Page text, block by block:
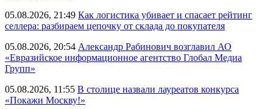
05.08.2026, 21:49 Как логистика убивает и спасает рейтинг
селлера: разбираем цепочку от склада до покупателя
05.08.2026, 20:54 Александр Рабинович возглавил АО
«Евразийское информационное агентство Глобал Медиа
Групп»
05.08.2026, 11:55 В столице назвали лауреатов конкурса
«Покажи Москву!»